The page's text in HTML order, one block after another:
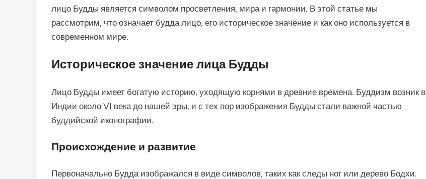
лицо Будды является символом просветления, мира и гармонии. В этой статье мы
рассмотрим, что означает будда лицо, его историческое значение и как оно используется в
современном мире.
Историческое значение лица Будды
Лицо Будды имеет богатую историю, уходящую корнями в древние времена. Буддизм возник в
Индии около VI века до нашей эры, и с тех пор изображения Будды стали важной частью
буддийской иконографии.
Происхождение и развитие
Первоначально Будда изображался в виде символов, таких как следы ног или дерево Бодхи.